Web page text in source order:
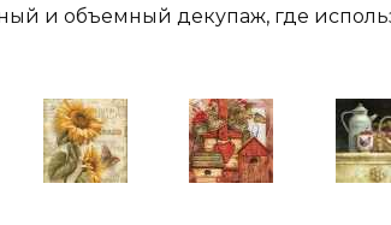
и объемный декупаж, где